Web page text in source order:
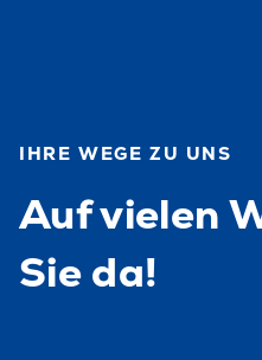
IHRE WEGE ZU UNS
Auf vielen
Sie da!